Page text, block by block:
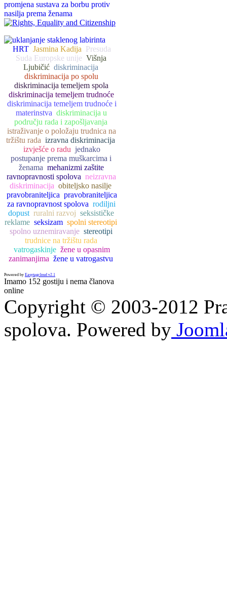
HRT Jasmina Kadija Presuda
Suda Europske unije Višnja
Ljubičić diskriminacija
diskriminacija po spolu
diskriminacija temeljem spola
diskriminacija temeljem trudnoće
diskriminacija temeljem trudnoće i
materinstva diskriminacija u
području rada i zapošljavanja
istraživanje o položaju trudnica na
tržištu rada izravna diskriminacija
izvješće o radu jednako
postupanje prema muškarcima i
ženama mehanizmi zaštite
ravnopravnosti spolova neizravna
diskriminacija obiteljsko nasilje
pravobraniteljica pravobraniteljica
za ravnopravnost spolova rodiljni
dopust ruralni razvoj seksističke
reklame seksizam spolni stereotipi
spolno uznemiravanje stereotipi
trudnice na tržištu rada
vatrogaskinje žene u opasnim
zanimanjima žene u vatrogastvu
Powered by Easytagcloud v2.1
Imamo 152 gostiju i nema članova
online
Copyright © 2003-2012
spolova. Powered by